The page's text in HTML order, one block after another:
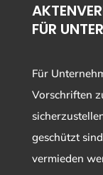
FÜR
Für
Vorschriften
geschützt
vermieden